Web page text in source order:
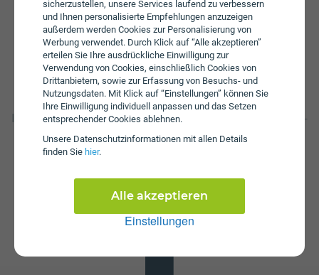
sicherzustellen, unsere Services laufend zu verbessern
und Ihnen personalisierte Empfehlungen anzuzeigen
außerdem werden Cookies zur Personalisierung von
Werbung verwendet. Durch Klick auf “Alle akzeptieren”
erteilen Sie Ihre ausdrückliche Einwilligung zur
Verwendung von Cookies, einschließlich Cookies von
Drittanbietern, sowie zur Erfassung von Besuchs- und
Nutzungsdaten. Mit Klick auf “Einstellungen” können Sie
Ihre Einwilligung individuell anpassen und das Setzen
entsprechender Cookies ablehnen.
Unsere Daten­schutz­informationen mit allen Details
finden Sie hier.
Einstellungen
Alle akzeptieren
Datenstick
Im Tarif PowerNet M ist kein Datenstick enthalten. Die SIM-
Karte kann in jedem gängigen Datenstick betrieben
werden, um Computer oder Laptop mit dem Internet zu
Tablets verwendet werden.